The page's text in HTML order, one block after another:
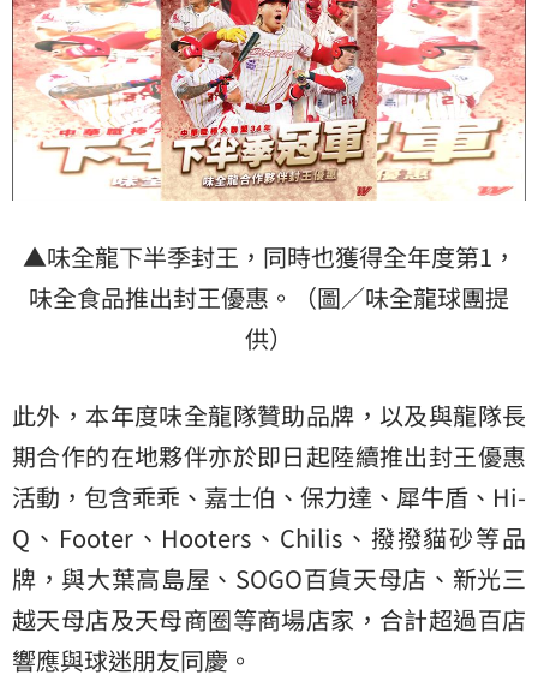
▲味全龍下半季封王，同時也獲得全年度第1，
味全食品推出封王優惠。（圖／味全龍球團提
供）
此外，本年度味全龍隊贊助品牌，以及與龍隊長
期合作的在地夥伴亦於即日起陸續推出封王優惠
活動，包含乖乖、嘉士伯、保力達、犀牛盾、Hi-
Q、Footer、Hooters、Chilis、撥撥貓砂等品
牌，與大葉高島屋、SOGO百貨天母店、新光三
越天母店及天母商圈等商場店家，合計超過百店
響應與球迷朋友同慶。